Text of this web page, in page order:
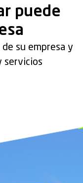
a y
y
puede
su empresa y
servicios